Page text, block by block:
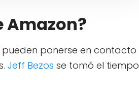
Amazon?
pueden ponerse en contacto
Jeff Bezos se tomó el tiempo